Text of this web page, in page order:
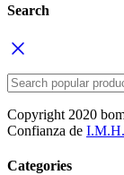
Search
Copyright 2020
Confianza de
Categories